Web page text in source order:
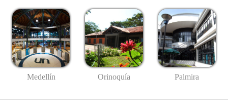
Medellín Orinoquía Palmira